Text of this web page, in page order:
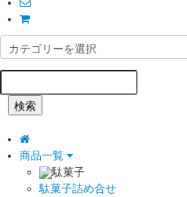
検索
商品一覧
駄菓子
駄菓子詰め合せ